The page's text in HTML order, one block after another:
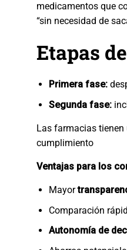
medicamentos que
“sin necesidad de
Etapas
Primera fase:
Segunda fase:
Las farmacias tienen
cumplimiento
Ventajas para los
Mayor
Comparación
Autonomía de